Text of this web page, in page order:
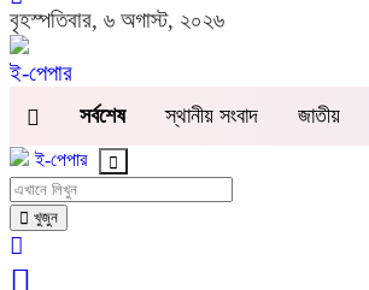
বৃহস্পতিবার, ৬ অগাস্ট, ২০২৬
ই-পেপার
সর্বশেষ স্থানীয় সংবাদ জাতীয়
ই-পেপার
খুজুন